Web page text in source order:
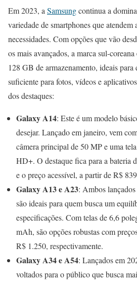
Em 2023, a Samsungcontinua a
variedade de smartphones que atendem
necessidades. Com opções que vão
os mais avançados, a marca sul-
128 GB de armazenamento, ideais para
suficiente para fotos, vídeos e
dos destaques:
Galaxy A14: Este é um modelo
desejar. Lançado em janeiro, vem
câmera principal de 50 MP e uma
HD+. O destaque fica para a bateria
e o preço acessível, a partir de R$
Galaxy A13 e A23: Ambos
são ideais para quem busca um
especificações. Com telas de 6,6
mAh, são opções robustas com
R$ 1.250, respectivamente.
Galaxy A34 e A54: Lançados em
voltados para o público que busca